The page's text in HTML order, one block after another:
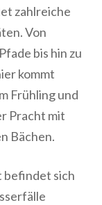
zahlreiche
Von
bis hin zu
kommt
Frühling und
Pracht mit
Bächen.
befindet sich